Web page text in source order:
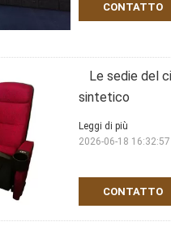
CONTATTO
Le sedie del
sintetico
CONTATTO
Leggi di più
2026-06-18 16:32:57